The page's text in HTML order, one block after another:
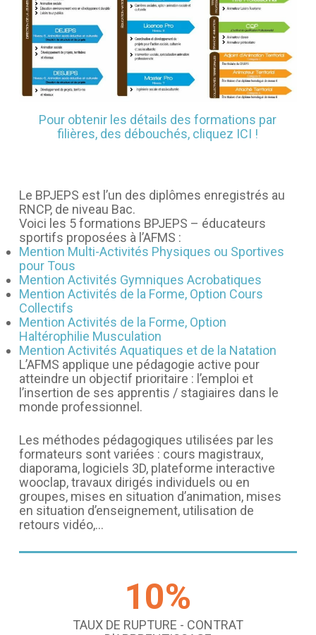
Pour obtenir les détails des formations par
filières, des débouchés, cliquez ICI !
Le BPJEPS est l’un des diplômes enregistrés au
RNCP, de niveau Bac.
Voici les 5 formations BPJEPS – éducateurs
sportifs proposées à l’AFMS :
Mention Multi-Activités Physiques ou Sportives
pour Tous
Mention Activités Gymniques Acrobatiques
Mention Activités de la Forme, Option Cours
Collectifs
Mention Activités de la Forme, Option
Haltérophilie Musculation
Mention Activités Aquatiques et de la Natation
L’AFMS applique une pédagogie active pour
atteindre un objectif prioritaire : l’emploi et
l’insertion de ses apprentis / stagiaires dans le
monde professionnel.
Les méthodes pédagogiques utilisées par les
formateurs sont variées : cours magistraux,
diaporama, logiciels 3D, plateforme interactive
wooclap, travaux dirigés individuels ou en
groupes, mises en situation d’animation, mises
en situation d’enseignement, utilisation de
retours vidéo,…
10%
TAUX DE RUPTURE - CONTRAT